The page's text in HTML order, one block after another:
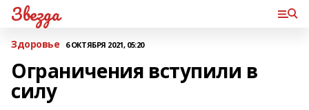
Звезда
Здоровье 6 ОКТЯБРЯ 2021, 05:20
Ограничения вступили в
силу